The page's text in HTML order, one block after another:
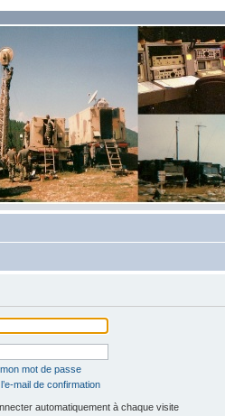
mon mot de passe
mail de confirmation
automatiquement à chaque visite